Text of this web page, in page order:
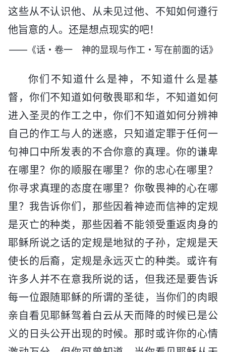
这些从不认识他、从未见过他、不知如何遵行
他旨意的人。还是想点现实的吧！
——《话・卷一 神的显现与作工・写在前面的话》
你们不知道什么是神，不知道什么是基
督，你们不知道如何敬畏耶和华，不知道如何
进入圣灵的作工之中，你们不知道如何分辨神
自己的作工与人的迷惑，只知道定罪于任何一
句神口中所发表的不合你意的真理。你的谦卑
在哪里？你的顺服在哪里？你的忠心在哪里？
你寻求真理的态度在哪里？你敬畏神的心在哪
里？我告诉你们，那些因着神迹而信神的定规
是灭亡的种类，那些因着不能领受重返肉身的
耶稣所说之话的定规是地狱的子孙，定规是天
使长的后裔，定规是永远灭亡的种类。或许有
许多人并不在意我所说的话，但我还是要告诉
每一位跟随耶稣的所谓的圣徒，当你们的肉眼
亲自看见耶稣驾着白云从天而降的时候已是公
义的日头公开出现的时候。那时或许你的心情